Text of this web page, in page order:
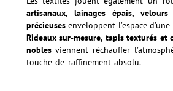
artisanaux, lainages épais,
précieusesenveloppent l’espace
Rideaux sur-mesure, tapis texturés et
noblesviennent réchauffer
touche de raffinement absolu.